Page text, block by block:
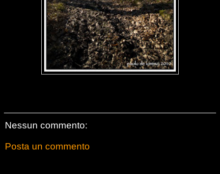
Nessun commento:
Posta un commento